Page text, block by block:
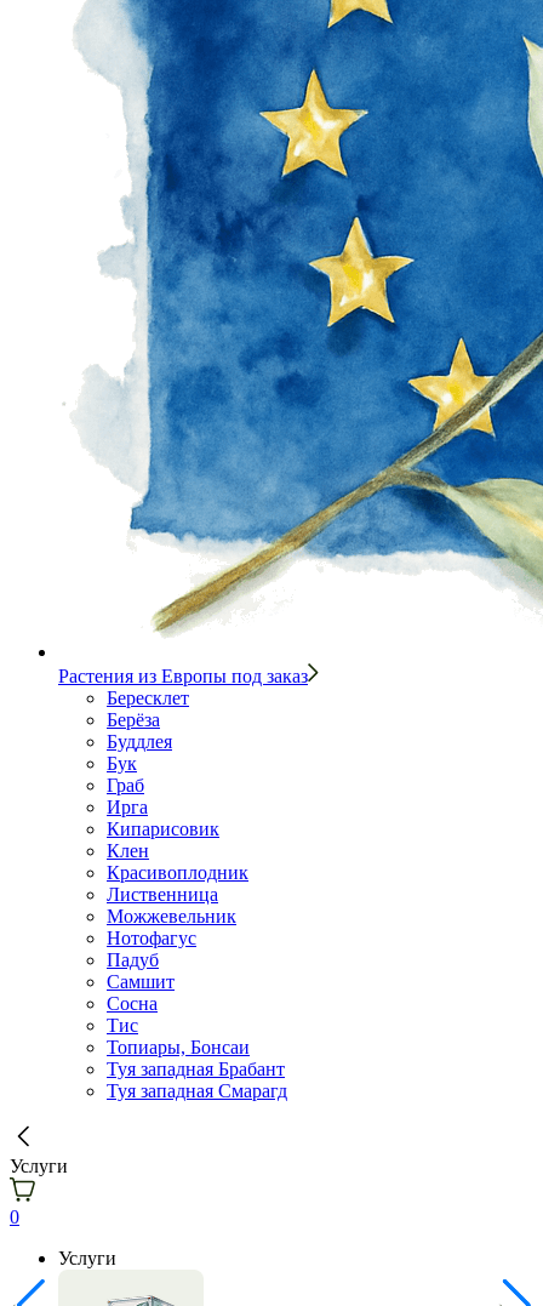
Растения из Европы под заказ
Бересклет
Берёза
Буддлея
Бук
Граб
Ирга
Кипарисовик
Клен
Красивоплодник
Лиственница
Можжевельник
Нотофагус
Падуб
Самшит
Сосна
Тис
Топиары, Бонсаи
Туя западная Брабант
Туя западная Смарагд
Услуги
0
Услуги